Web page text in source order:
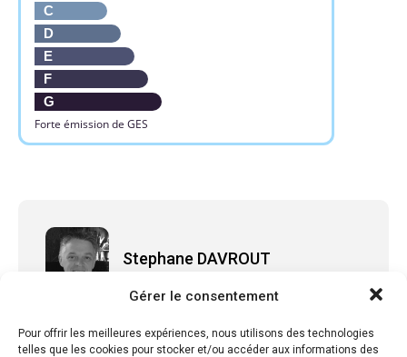
Gérer le consentement
Pour offrir les meilleures expériences, nous utilisons des technologies
telles que les cookies pour stocker et/ou accéder aux informations des
C
D
E
F
G
Forte émission de GES
Stephane DAVROUT